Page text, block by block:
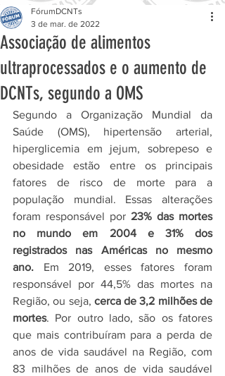
Associação de alimentos
ultraprocessados e o aumento de
DCNTs, segundo a OMS
FórumDCNTs
3 de mar. de 2022
Segundo a Organização Mundial da
Saúde (OMS), hipertensão arterial,
hiperglicemia em jejum, sobrepeso e
obesidade estão entre os principais
fatores de risco de morte para a
população mundial. Essas alterações
foram responsável por 23% das mortes
no mundo em 2004 e 31% dos
registrados nas Américas no mesmo
ano. Em 2019, esses fatores foram
responsável por 44,5% das mortes na
Região, ou seja, cerca de 3,2 milhões de
mortes. Por outro lado, são os fatores
que mais contribuíram para a perda de
anos de vida saudável na Região, com
83 milhões de anos de vida saudável